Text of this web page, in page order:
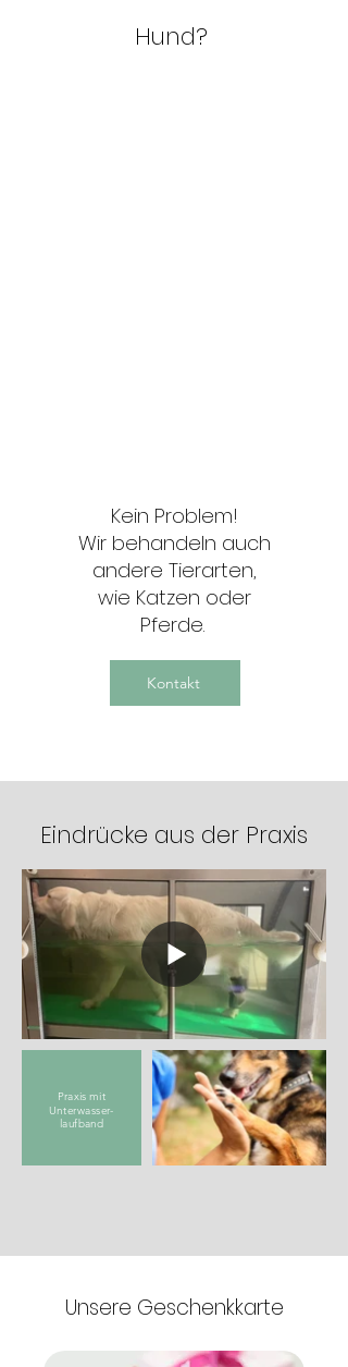
Hund?
Kein Problem!
Wir behandeln auch
andere Tierarten,
wie Katzen oder
Pferde.
Kontakt
Eindrücke aus der Praxis
Praxis mit
Unterwasser-
laufband
Unsere Geschenkkarte